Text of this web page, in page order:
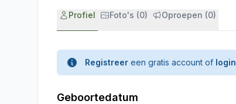
Profiel Foto's (0) Oproepen (0)
Registreer een gratis account of login
Geboortedatum